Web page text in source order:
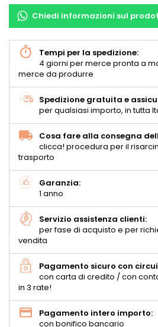
Chiedi informazioni sul
Tempi per la spedizione:
4 giorni per merce pronta a
merce da produrre
Spedizione gratuita e
per qualsiasi importo, in tutta
Cosa fare alla consegna
clicca! procedura per il
trasporto
Garanzia:
1 anno
Servizio assistenza clienti:
per fase di acquisto e per
vendita
Pagamento sicuro con
con carta di credito / con
in 3 rate!
Pagamento intero importo:
con bonifico bancario